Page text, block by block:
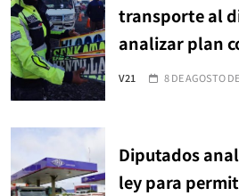
transporte al
analizar plan
V21 8 DE AGOSTO
Diputados
ley para